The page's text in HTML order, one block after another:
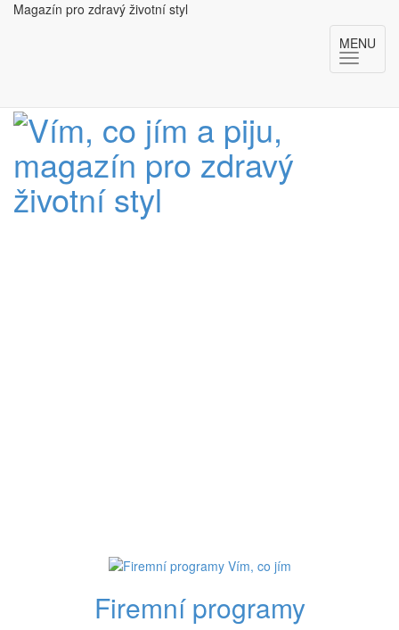
Magazín pro zdravý životní styl
MENU
Firemní programy